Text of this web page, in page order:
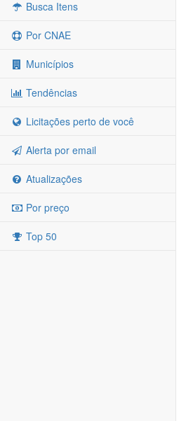
Busca Itens
Por CNAE
Municípios
Tendências
Licitações perto de você
Alerta por email
Atualizações
Por preço
Top 50